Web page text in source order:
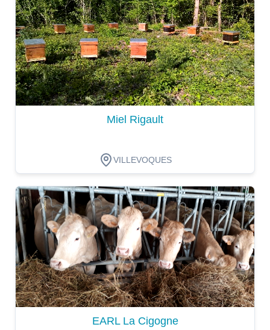
Dégustation
Miel Rigault
VILLEVOQUES
Dégustation
EARL La Cigogne